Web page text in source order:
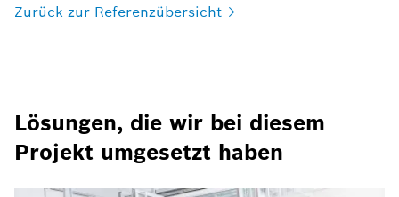
Zurück zur Referenzübersicht
Lösungen, die wir bei diesem
Projekt umgesetzt haben